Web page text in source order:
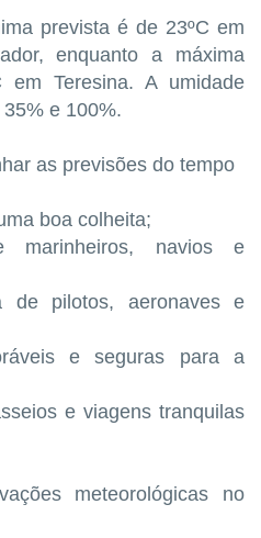
prevista é de 23ºC em
enquanto a máxima
em Teresina. A umidade
e 100%.
as previsões do tempo
boa colheita;
marinheiros, navios e
de pilotos, aeronaves e
e seguras para a
e viagens tranquilas
meteorológicas no